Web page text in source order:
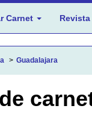
Carnet Revista
Guadalajara